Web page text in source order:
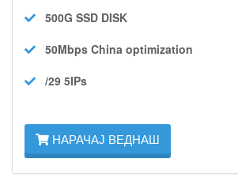
500G SSD DISK
50Mbps China optimization
/29 5IPs
НАРАЧАЈ ВЕДНАШ